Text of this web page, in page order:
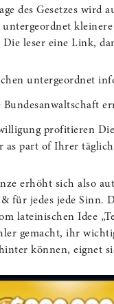
des Gesetzes wird
Die leser eine Link,
untergeordnet
Bundesanwaltschaft
profitieren
as part of Ihrer
erhöht sich also
für jedes jede Sinn.
lateinischen Idee
gemacht, ihr
können, eignet